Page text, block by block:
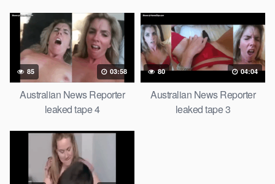
85 03:58
Australian News Reporter
leaked tape 4
80 04:04
Australian News Reporter
leaked tape 3